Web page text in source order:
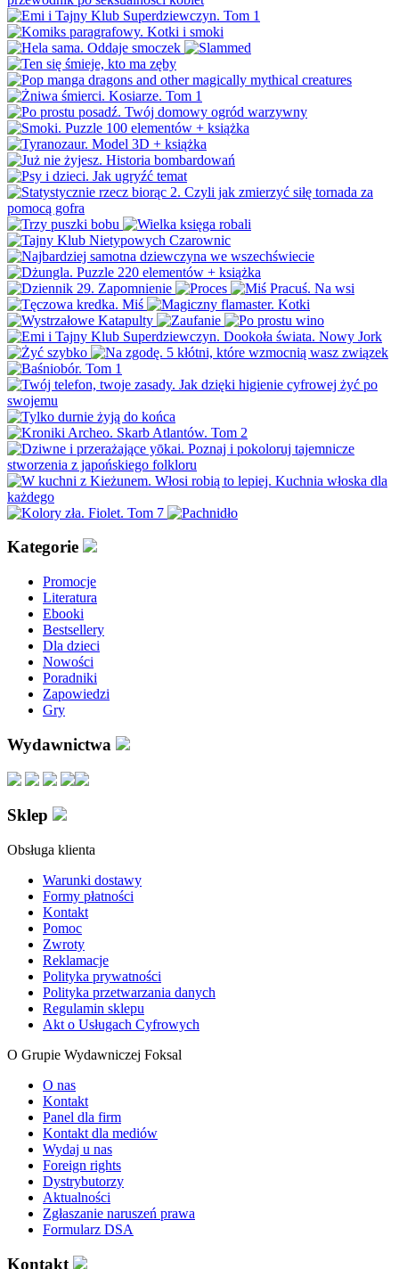
Kategorie
Promocje
Literatura
Ebooki
Bestsellery
Dla dzieci
Nowości
Poradniki
Zapowiedzi
Gry
Wydawnictwa
Sklep
Obsługa klienta
Warunki dostawy
Formy płatności
Kontakt
Pomoc
Zwroty
Reklamacje
Polityka prywatności
Polityka przetwarzania danych
Regulamin sklepu
Akt o Usługach Cyfrowych
O Grupie Wydawniczej Foksal
O nas
Kontakt
Panel dla firm
Kontakt dla mediów
Wydaj u nas
Foreign rights
Dystrybutorzy
Aktualności
Zgłaszanie naruszeń prawa
Formularz DSA
Kontakt